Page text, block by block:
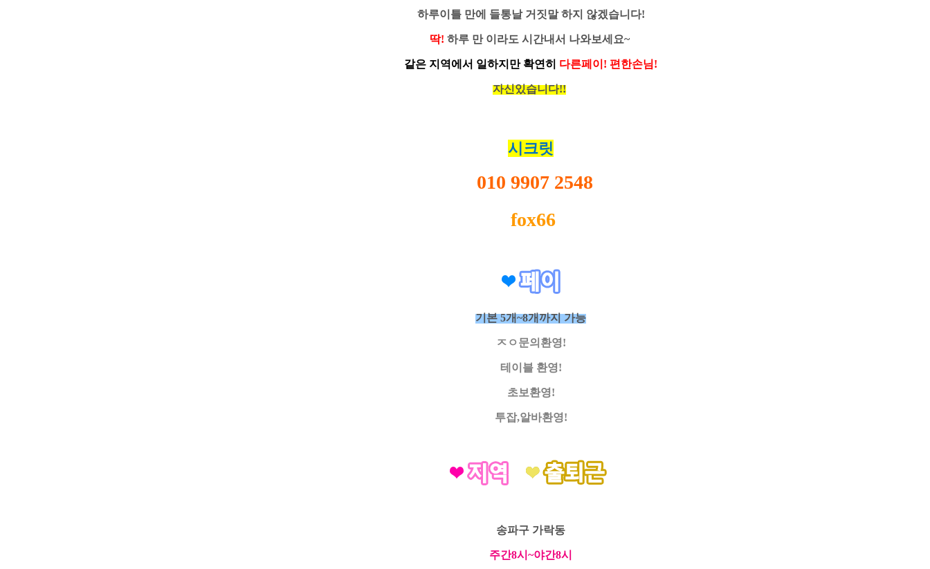
하루이틀 만에 들통날 거짓말 하지 않겠습니다!
딱! 하루 만 이라도 시간내서 나와보세요~
같은 지역에서 일하지만 확연히 다른페이! 편한손님!
자신있습니다!!
시크릿
010 9907 2548
fox66
기본 5개~8개까지 가능
ㅈㅇ문의환영!
테이블 환영!
초보환영!
투잡,알바환영!
송파구 가락동
주간8시~야간8시